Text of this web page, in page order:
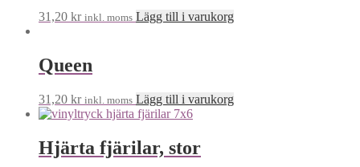
31,20 kr inkl. moms Lägg till i varukorg
Queen
31,20 kr inkl. moms Lägg till i varukorg
Hjärta fjärilar, stor